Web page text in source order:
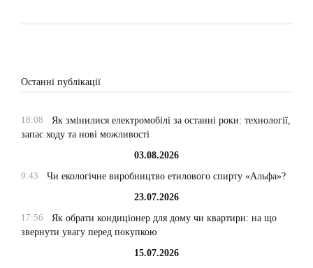
Останні публікації
18:08
Як змінилися електромобілі за останні роки: технології,
запас ходу та нові можливості
03.08.2026
9:43
Чи екологічне виробництво етилового спирту «Альфа»?
23.07.2026
17:56
Як обрати кондиціонер для дому чи квартири: на що
звернути увагу перед покупкою
15.07.2026